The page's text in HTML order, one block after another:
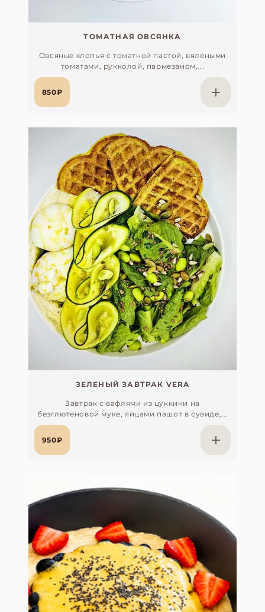
ТОМАТНАЯ ОВСЯНКА
Овсяные хлопья с томатной пастой, вялеными
томатами, рукколой, пармезаном,...
850₽
ЗЕЛЕНЫЙ ЗАВТРАК VERA
Завтрак с вафлями из цуккини на
безглютеновой муке, яйцами пашот в сувиде,...
950₽